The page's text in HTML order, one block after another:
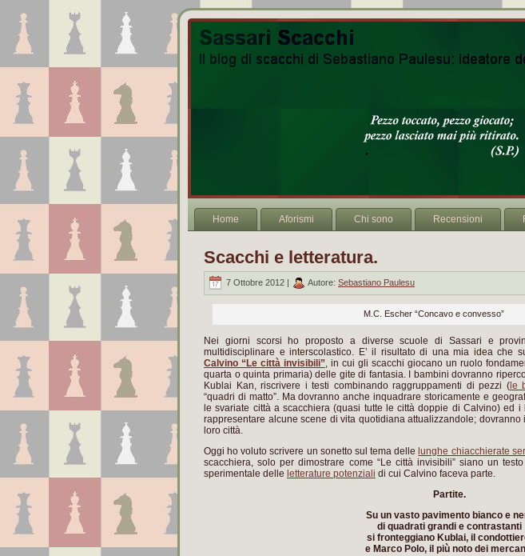
Home Aforismi Chi sono Recensioni
Scacchi e letteratura.
7 Ottobre 2012 | Autore: Sebastiano Paulesu
M.C. Escher “Concavo e convesso”
Nei giorni scorsi ho proposto a diverse scuole di Sassari e
multidisciplinare e interscolastico. E’ il risultato di una mia idea che
Calvino “Le città invisibili”, in cui gli scacchi giocano un ruolo
quarta o quinta primaria) delle gite di fantasia. I bambini dovranno
Kublai Kan, riscrivere i testi combinando raggruppamenti di pezzi (le
“quadri di matto”. Ma dovranno anche inquadrare storicamente e
le svariate città a scacchiera (quasi tutte le città doppie di Calvino) ed
rappresentare alcune scene di vita quotidiana attualizzandole;
loro città.
Oggi ho voluto scrivere un sonetto sul tema delle lunghe chiacchierate
scacchiera, solo per dimostrare come “Le città invisibili” siano un
sperimentale delle letterature potenziali di cui Calvino faceva parte.
Partite.
Su un vasto pavimento bianco e
di quadrati grandi e contrastanti
si fronteggiano Kublai, il
e Marco Polo, il più noto dei